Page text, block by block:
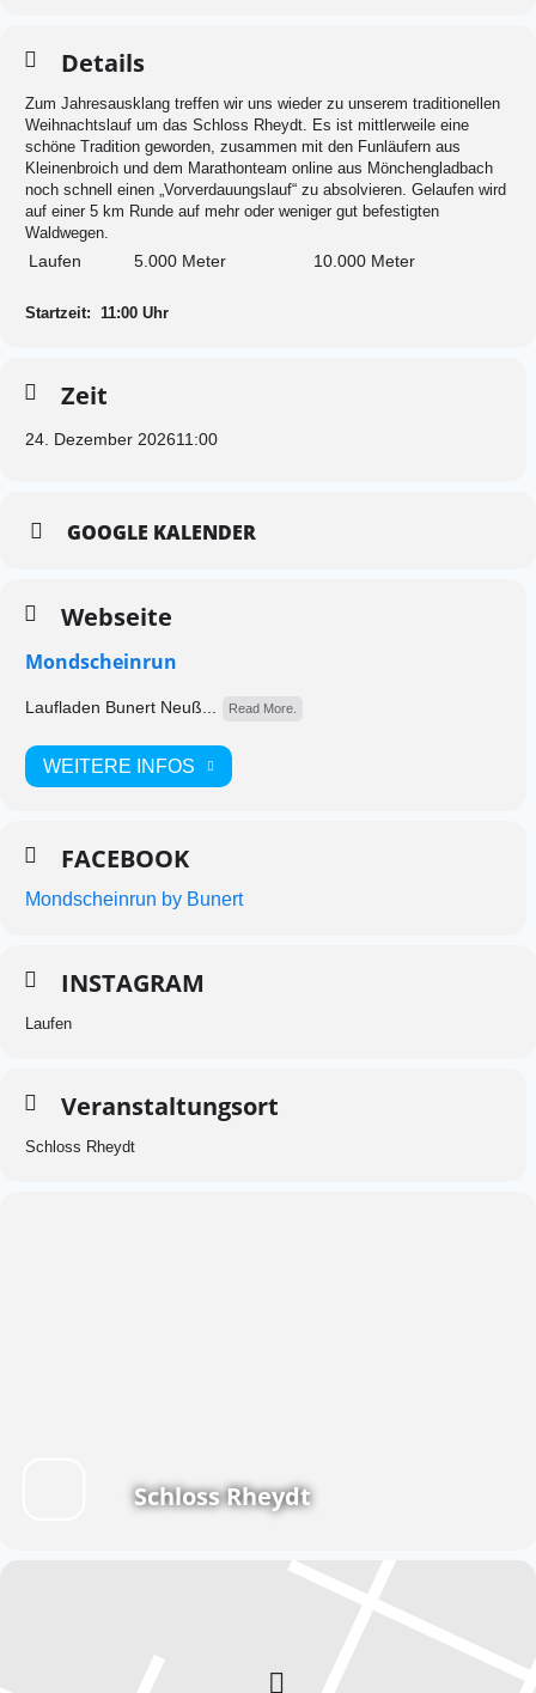
Details
Zum Jahresausklang treffen wir uns wieder zu unserem traditionellen
Weihnachtslauf um das Schloss Rheydt. Es ist mittlerweile eine
schöne Tradition geworden, zusammen mit den Funläufern aus
Kleinenbroich und dem Marathonteam online aus Mönchengladbach
noch schnell einen „Vorverdauungslauf“ zu absolvieren. Gelaufen wird
auf einer 5 km Runde auf mehr oder weniger gut befestigten
Waldwegen.
Laufen 5.000 Meter 10.000 Meter
Startzeit: 11:00 Uhr
Zeit
24. Dezember 202611:00
GOOGLE KALENDER
Webseite
Mondscheinrun
Laufladen Bunert Neuß... Read More.
WEITERE INFOS
FACEBOOK
Mondscheinrun by Bunert
INSTAGRAM
Laufen
Veranstaltungsort
Schloss Rheydt
Schloss Rheydt